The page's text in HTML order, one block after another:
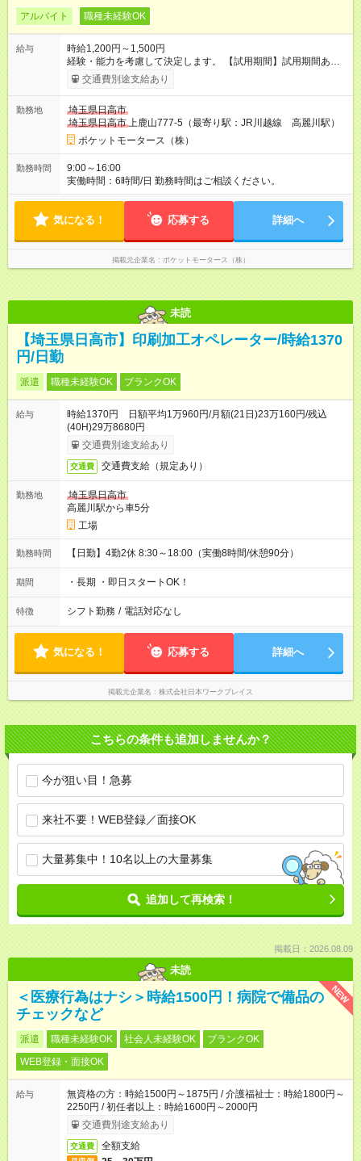
アルバイト 職種未経験OK
給与
時給1,200円～1,500円
経験・能力を考慮して決定します。 【試用期間】試用期間あり
試用期間の長さ：3ヶ月 雇用形態、給与は本採用時と同じです。
交通費別途支給あり
勤務地
埼玉県日高市
埼玉県日高市上鹿山777-5（最寄り駅：JR川越線 高麗川駅）
ポケットモータース（株）
勤務時間
9:00～16:00
実働時間：6時間/日 勤務時間はご相談ください。
気になる！ 応募する 詳細へ
掲載元企業名 ポケットモータース（株）
未読
【埼玉県日高市】印刷加工オペレーター/時給1370
円/日勤
派遣 職種未経験OK ブランクOK
給与
時給1370円 日額平均1万960円/月額(21日)23万160円/残込
(40H)29万8680円
交通費別途支給あり
交通費 交通費支給（規定あり）
勤務地
埼玉県日高市
高麗川駅から車5分
工場
勤務時間 【日勤】4勤2休 8:30～18:00（実働8時間/休憩90分）
期間 ・長期 ・即日スタートOK！
特徴 シフト勤務 / 電話対応なし
気になる！ 応募する 詳細へ
掲載元企業名 株式会社日本ワークプレイス
こちらの条件も追加しませんか？
今が狙い目！急募
来社不要！WEB登録／面接OK
大量募集中！10名以上の大量募集
追加して再検索！
掲載日：2026.08.09
未読
NEW
＜医療行為はナシ＞時給1500円！病院で備品の
チェックなど
派遣 職種未経験OK 社会人未経験OK
ブランクOK
WEB登録・面接OK
給与
無資格の方：時給1500円～1875円 / 介護福祉士：時給1800円～
2250円 / 初任者以上：時給1600円～2000円
交通費別途支給あり
交通費 全額支給